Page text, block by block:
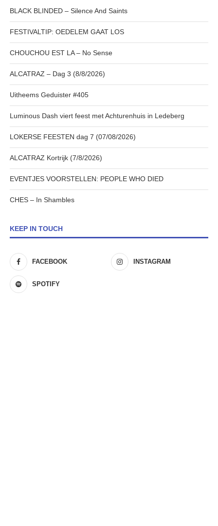
BLACK BLINDED – Silence And Saints
FESTIVALTIP: OEDELEM GAAT LOS
CHOUCHOU EST LA – No Sense
ALCATRAZ – Dag 3 (8/8/2026)
Uitheems Geduister #405
Luminous Dash viert feest met Achturenhuis in Ledeberg
LOKERSE FEESTEN dag 7 (07/08/2026)
ALCATRAZ Kortrijk (7/8/2026)
EVENTJES VOORSTELLEN: PEOPLE WHO DIED
CHES – In Shambles
KEEP IN TOUCH
FACEBOOK INSTAGRAM
SPOTIFY